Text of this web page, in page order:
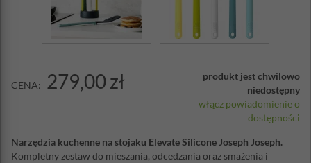
CENA: 279,00 zł
produkt jest chwilowo
niedostępny
włącz powiadomienie o
dostępności
Narzędzia kuchenne na stojaku Elevate Silicone Joseph Joseph.
Kompletny zestaw do mieszania, odcedzania oraz smażenia i